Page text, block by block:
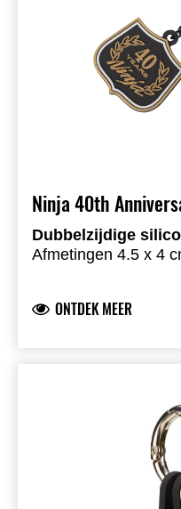
Ninja 40th
Dubbelzijdige
Afmetingen 4.5 x 4
ONTDEK MEER